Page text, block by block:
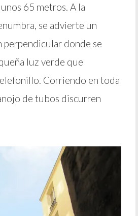
65 metros. A la
se advierte un
perpendicular donde se
luz verde que
Corriendo en toda
de tubos discurren